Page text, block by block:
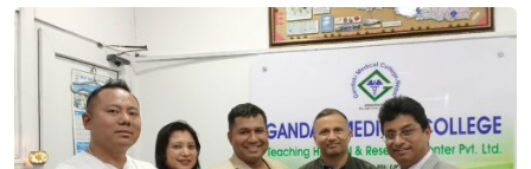
बैंक अध्यक्ष डिमप्रसाद पौडेल र नेपाल बैंकका अध्यक्ष डिल्लीराज शर्माले
पदबाट राजीनामा दिएका हुन् ।...